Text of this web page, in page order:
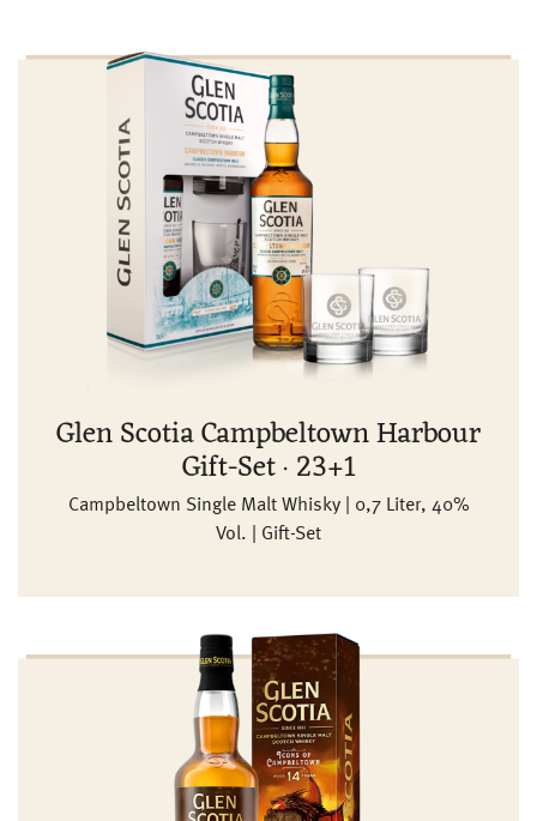
Glen Scotia Campbeltown Harbour
Gift-Set · 23+1
Campbeltown Single Malt Whisky | 0,7 Liter, 40%
Vol. | Gift-Set